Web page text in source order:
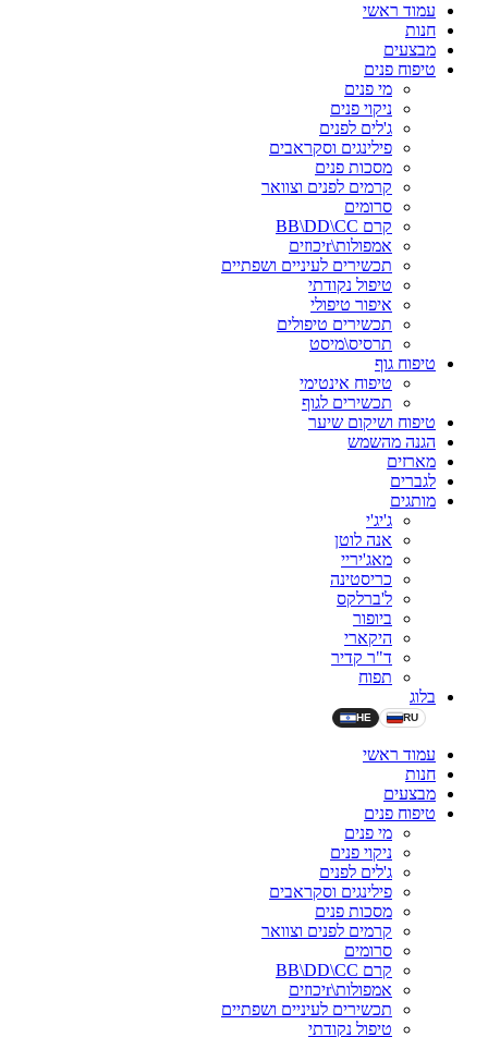
עמוד ראשי
חנות
מבצעים
טיפוח פנים
מי פנים
ניקוי פנים
ג'לים לפנים
פילינגים וסקראבים
מסכות פנים
קרמים לפנים וצוואר
סרומים
קרם BB\DD\CC
אמפולות\rיכוזים
תכשירים לעיניים ושפתיים
טיפול נקודתי
איפור טיפולי
תכשירים טיפולים
תרסיס\מיסט
טיפוח גוף
טיפוח אינטימי
תכשירים לגוף
טיפוח ושיקום שיער
הגנה מהשמש
מארזים
לגברים
מותגים
ג'יג'י
אנה לוטן
מאג'יריי
כריסטינה
ל'ברלקס
ביופור
היקארי
ד"ר קדיר
תפוח
בלוג
HE RU
עמוד ראשי
חנות
מבצעים
טיפוח פנים
מי פנים
ניקוי פנים
ג'לים לפנים
פילינגים וסקראבים
מסכות פנים
קרמים לפנים וצוואר
סרומים
קרם BB\DD\CC
אמפולות\rיכוזים
תכשירים לעיניים ושפתיים
טיפול נקודתי